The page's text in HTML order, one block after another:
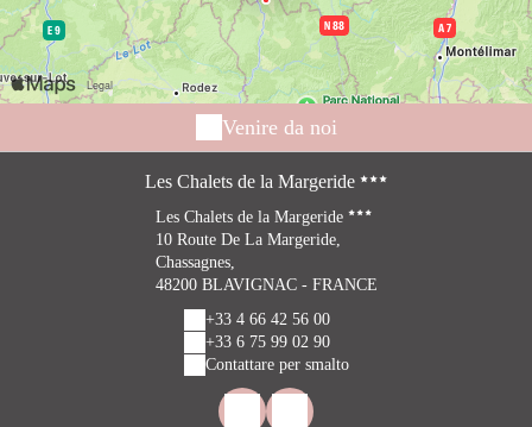
Venire da noi
Les Chalets de la Margeride
Les Chalets de la Margeride
10 Route De La Margeride,
Chassagnes,
48200 BLAVIGNAC - FRANCE
+33 4 66 42 56 00
+33 6 75 99 02 90
Contattare per smalto